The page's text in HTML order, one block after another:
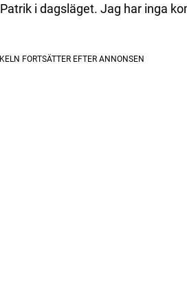
i dagsläget. Jag har inga